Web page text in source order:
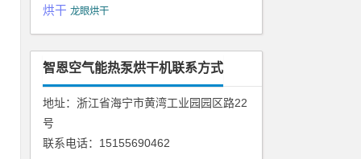
烘干 龙眼烘干
智恩空气能热泵烘干机联系方式
地址：浙江省海宁市黄湾工业园园区路22
号
联系电话：15155690462